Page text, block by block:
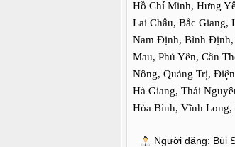
Hồ Chí Minh, Hưng
Lai Châu, Bắc Giang,
Nam Định, Bình Định,
Mau, Phú Yên, Cần
Nông, Quảng Trị,
Hà Giang, Thái
Hòa Bình, Vĩnh Long,
Người đăng: Bùi